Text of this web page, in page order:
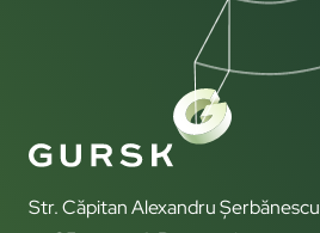
Str. Căpitan Alexandru Șerbănescu